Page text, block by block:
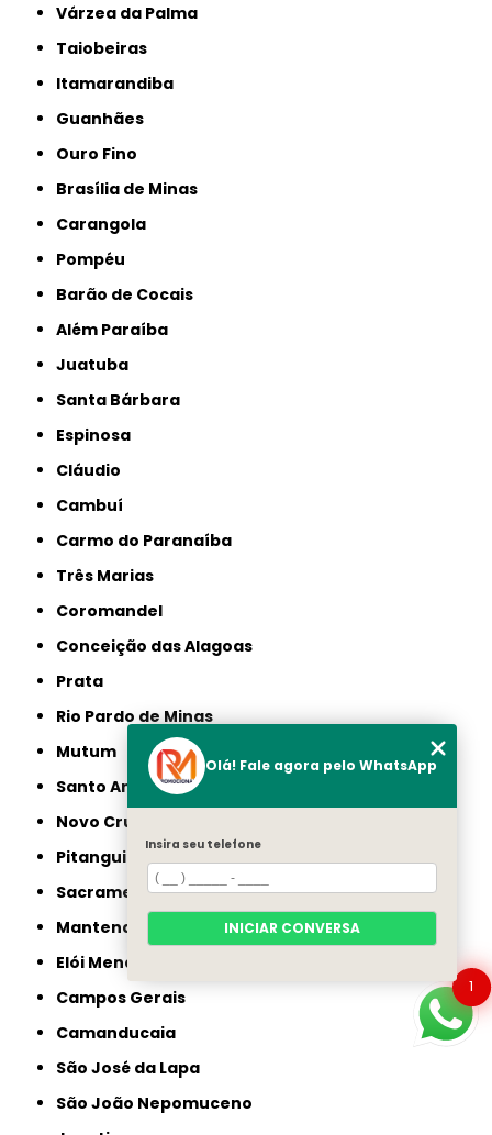
Várzea da Palma
Taiobeiras
Itamarandiba
Guanhães
Ouro Fino
Brasília de Minas
Carangola
Pompéu
Barão de Cocais
Além Paraíba
Juatuba
Santa Bárbara
Espinosa
Cláudio
Cambuí
Carmo do Paranaíba
Três Marias
Coromandel
Conceição das Alagoas
Prata
Rio Pardo de Minas
Mutum
Santo Antônio do Monte
Novo Cruzeiro
Pitangui
Sacramento
Mantena
Elói Mendes
Campos Gerais
Camanducaia
São José da Lapa
São João Nepomuceno
1
Olá! Fale agora pelo WhatsApp
Insira seu telefone
INICIAR CONVERSA